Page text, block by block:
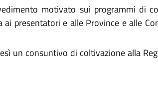
motivato sui programmi di
presentatori e alle Province e alle
un consuntivo di coltivazione alla